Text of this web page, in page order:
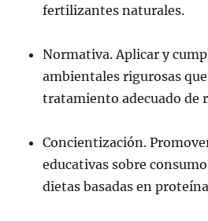
fertilizantes naturales.
Normativa. Aplicar y
ambientales rigurosas
tratamiento adecuado de
Concientización.
educativas sobre
dietas basadas en